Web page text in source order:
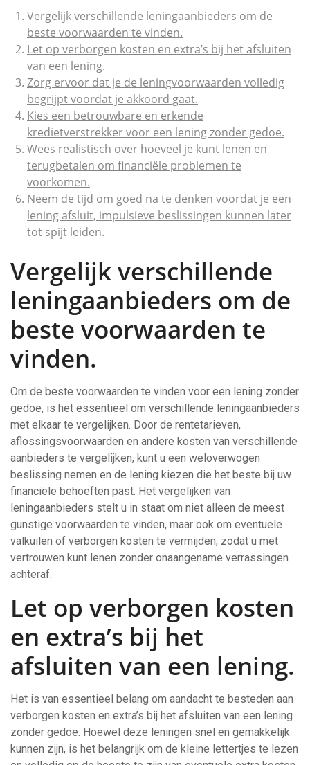
Vergelijk verschillende leningaanbieders om de
beste voorwaarden te vinden.
Let op verborgen kosten en extra’s bij het afsluiten
van een lening.
Zorg ervoor dat je de leningvoorwaarden volledig
begrijpt voordat je akkoord gaat.
Kies een betrouwbare en erkende
kredietverstrekker voor een lening zonder gedoe.
Wees realistisch over hoeveel je kunt lenen en
terugbetalen om financiële problemen te
voorkomen.
Neem de tijd om goed na te denken voordat je een
lening afsluit, impulsieve beslissingen kunnen later
tot spijt leiden.
Vergelijk verschillende
leningaanbieders om de
beste voorwaarden te
vinden.
Om de beste voorwaarden te vinden voor een lening zonder
gedoe, is het essentieel om verschillende leningaanbieders
met elkaar te vergelijken. Door de rentetarieven,
aflossingsvoorwaarden en andere kosten van verschillende
aanbieders te vergelijken, kunt u een weloverwogen
beslissing nemen en de lening kiezen die het beste bij uw
financiële behoeften past. Het vergelijken van
leningaanbieders stelt u in staat om niet alleen de meest
gunstige voorwaarden te vinden, maar ook om eventuele
valkuilen of verborgen kosten te vermijden, zodat u met
vertrouwen kunt lenen zonder onaangename verrassingen
achteraf.
Let op verborgen kosten
en extra’s bij het
afsluiten van een lening.
Het is van essentieel belang om aandacht te besteden aan
verborgen kosten en extra’s bij het afsluiten van een lening
zonder gedoe. Hoewel deze leningen snel en gemakkelijk
kunnen zijn, is het belangrijk om de kleine lettertjes te lezen